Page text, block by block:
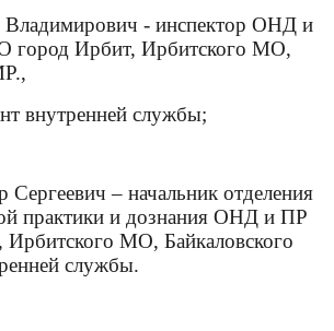
- инспектор ОНД и
Ирбит, Ирбитского МО,
внутренней службы;
Сергеевич – начальник отделения
практики и дознания ОНД и ПР
МО, Байкаловского
службы.